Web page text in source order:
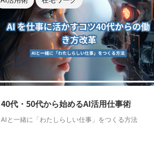
40代・50代から始めるAI活用仕事術
AIと一緒に「わたしらしい仕事」をつくる方法